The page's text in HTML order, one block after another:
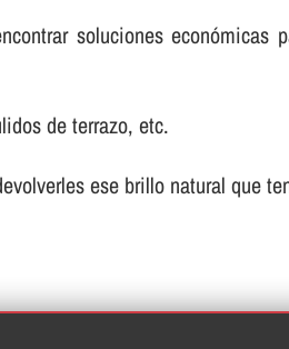
soluciones económicas
de terrazo, etc.
ese brillo natural que